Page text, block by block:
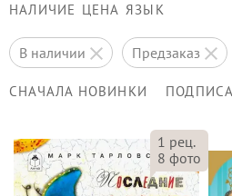
НАЛИЧИЕ ЦЕНА ЯЗЫК
в наличии предзаказ
СНАЧАЛА НОВИНКИ
1 рец.
8 фото